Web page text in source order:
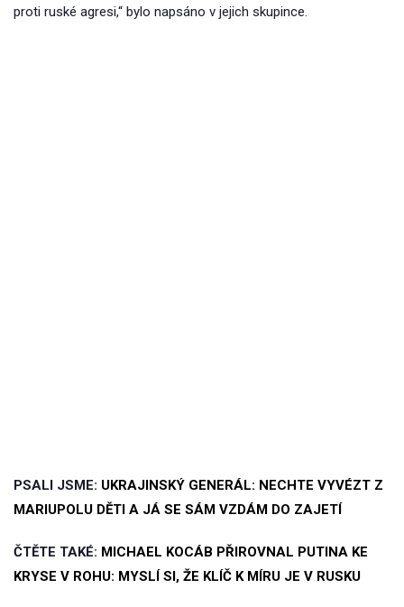
proti ruské agresi,“ bylo napsáno v jejich skupince.
PSALI JSME: UKRAJINSKÝ GENERÁL: NECHTE VYVÉZT Z
MARIUPOLU DĚTI A JÁ SE SÁM VZDÁM DO ZAJETÍ
ČTĚTE TAKÉ: MICHAEL KOCÁB PŘIROVNAL PUTINA KE
KRYSE V ROHU: MYSLÍ SI, ŽE KLÍČ K MÍRU JE V RUSKU